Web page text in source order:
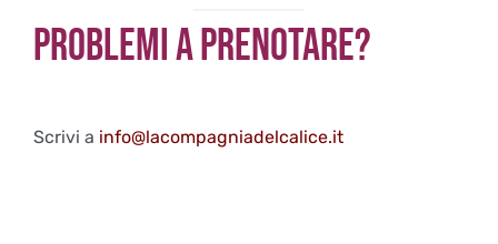
Problemi a Prenotare?
Scrivi a info@lacompagniadelcalice.it